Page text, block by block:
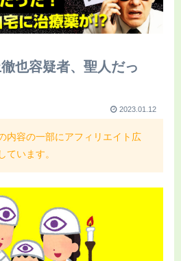
也容疑者、聖人だっ
2023.01.12
内容の一部にアフィリエイト広
ています。